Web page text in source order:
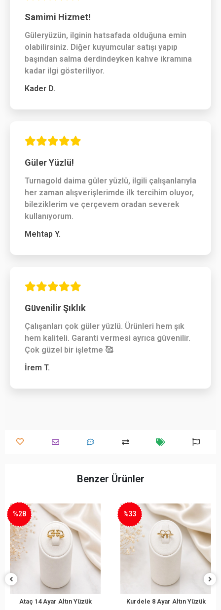
Samimi Hizmet!
Güleryüzün, ilginin hatsafada olduğuna emin
olabilirsiniz. Diğer kuyumcular satışı yapıp
başından salma derdindeyken kahve ikramına
kadar ilgi gösteriliyor.
Kader D.
Güler Yüzlü!
Turnagold daima güler yüzlü, ilgili çalışanlarıyla
her zaman alışverişlerimde ilk tercihim oluyor,
bileziklerim ve çerçevem oradan severek
kullanıyorum.
Mehtap Y.
Güvenilir Şıklık
Çalışanları çok güler yüzlü. Ürünleri hem şık
hem kaliteli. Garanti vermesi ayrıca güvenilir.
Çok güzel bir işletme 🥰
İrem T.
Benzer Ürünler
Sepete Ekle
Kurdele 8 Ayar Altın Yüzük
%33
Sepete Ekle
Prizma 14 Ayar Altın
%31